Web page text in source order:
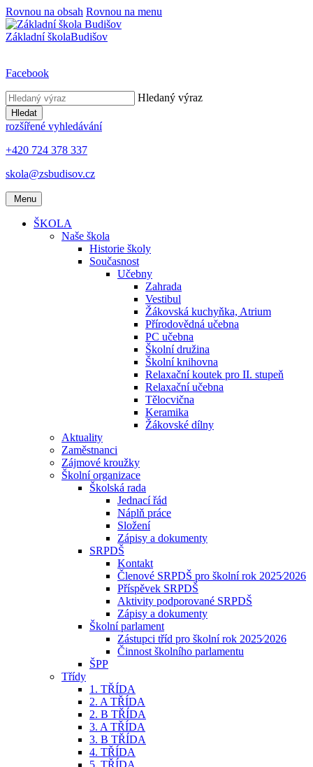
Rovnou na obsah Rovnou na menu
Základní školaBudišov
Facebook
Hledaný výraz
Hledat
rozšířené vyhledávání
+420 724 378 337
skola@zsbudisov.cz
Menu
ŠKOLA
Naše škola
Historie školy
Současnost
Učebny
Zahrada
Vestibul
Žákovská kuchyňka, Atrium
Přírodovědná učebna
PC učebna
Školní družina
Školní knihovna
Relaxační koutek pro II. stupeň
Relaxační učebna
Tělocvična
Keramika
Žákovské dílny
Aktuality
Zaměstnanci
Zájmové kroužky
Školní organizace
Školská rada
Jednací řád
Náplň práce
Složení
Zápisy a dokumenty
SRPDŠ
Kontakt
Členové SRPDŠ pro školní rok 2025⁄2026
Příspěvek SRPDŠ
Aktivity podporované SRPDŠ
Zápisy a dokumenty
Školní parlament
Zástupci tříd pro školní rok 2025⁄2026
Činnost školního parlamentu
ŠPP
Třídy
1. TŘÍDA
2. A TŘÍDA
2. B TŘÍDA
3. A TŘÍDA
3. B TŘÍDA
4. TŘÍDA
5. TŘÍDA